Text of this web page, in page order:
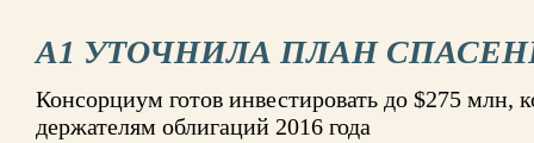
A1 УТОЧНИЛА ПЛАН
Консорциум готов инвестировать до $275 млн,
держателям облигаций 2016 года